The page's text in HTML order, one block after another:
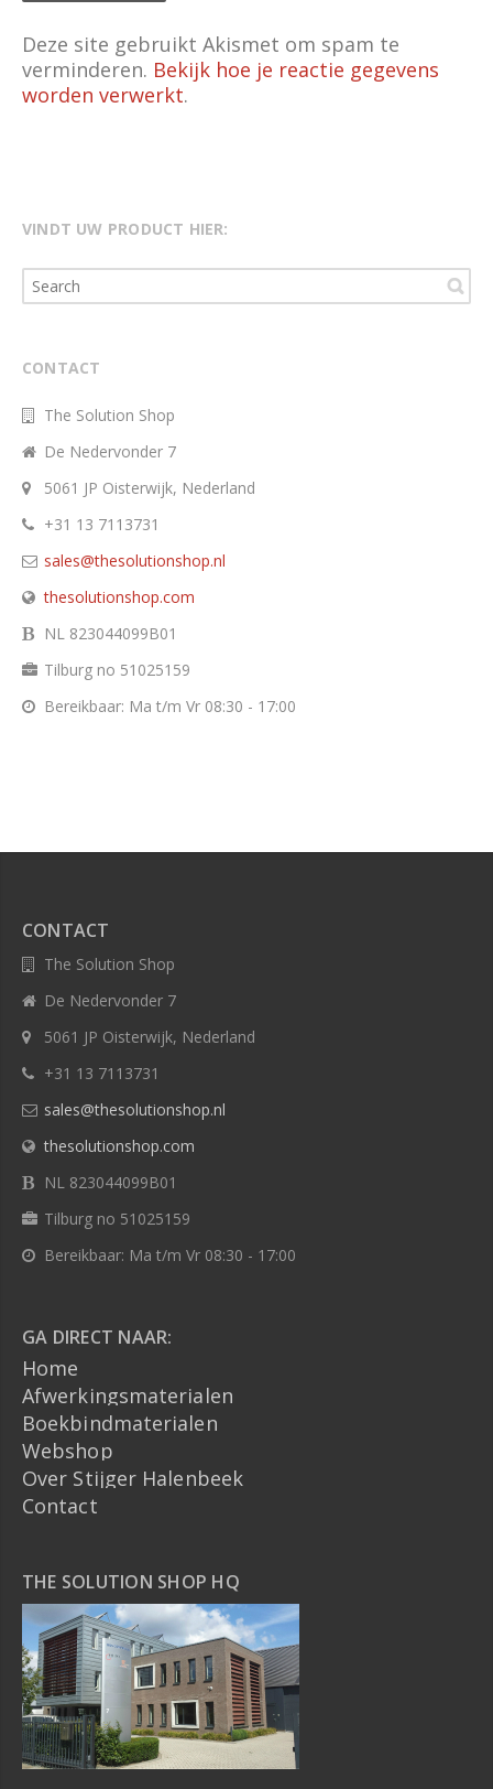
Deze site gebruikt Akismet om spam te
verminderen. Bekijk hoe je reactie gegevens
worden verwerkt.
VINDT UW PRODUCT HIER:
CONTACT
The Solution Shop
De Nedervonder 7
5061 JP Oisterwijk, Nederland
+31 13 7113731
sales@thesolutionshop.nl
thesolutionshop.com
NL 823044099B01
Tilburg no 51025159
Bereikbaar: Ma t/m Vr 08:30 - 17:00
CONTACT
The Solution Shop
De Nedervonder 7
5061 JP Oisterwijk, Nederland
+31 13 7113731
sales@thesolutionshop.nl
thesolutionshop.com
NL 823044099B01
Tilburg no 51025159
Bereikbaar: Ma t/m Vr 08:30 - 17:00
GA DIRECT NAAR:
Home
Afwerkingsmaterialen
Boekbindmaterialen
Webshop
Over Stijger Halenbeek
Contact
THE SOLUTION SHOP HQ